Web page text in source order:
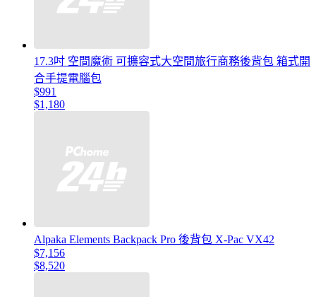
17.3吋 空間魔術 可擴容式大空間旅行商務後背包 箱式開
合手提電腦包
$991
$1,180
Alpaka Elements Backpack Pro 後背包 X-Pac VX42
$7,156
$8,520